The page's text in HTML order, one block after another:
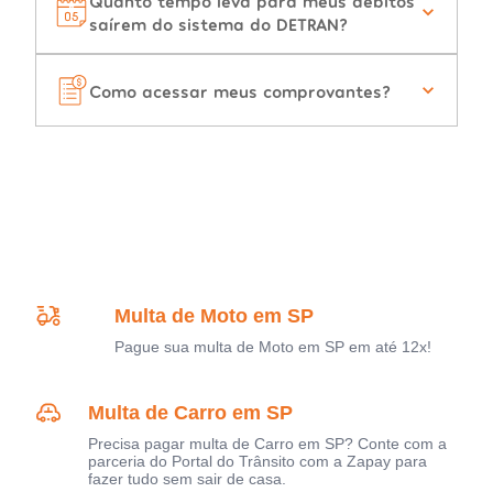
saírem do sistema do DETRAN?
Como acessar meus comprovantes?
Multa de Moto em SP
Pague sua multa de Moto em SP em até 12x!
Multa de Carro em SP
Precisa pagar multa de Carro em SP? Conte com a
parceria do Portal do Trânsito com a Zapay para
fazer tudo sem sair de casa.